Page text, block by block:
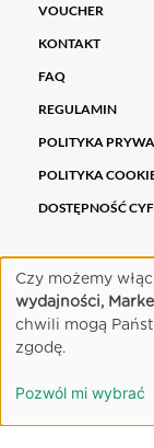
VOUCHER
KONTAKT
FAQ
REGULAMIN
POLITYKA
POLITYKA
DOSTĘPNOŚĆ
Czy możemy
wydajności,
chwili mogą
zgodę.
Pozwól mi wybrać